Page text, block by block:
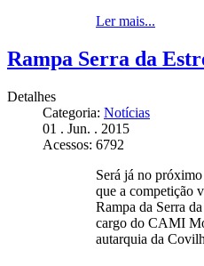
Ler mais...
Rampa Serra da
Detalhes
Categoria: Notícias
01 . Jun. . 2015
Acessos: 6792
Será já no
que a competição
Rampa da Serra
cargo do CAMI
autarquia da